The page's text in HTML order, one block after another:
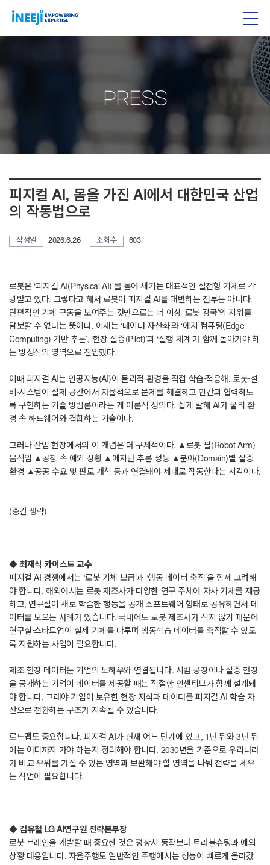
PRESS
피지컬 AI, 몸을 가진 AI에서 대한민국 산업
의 작동법으로
작성일 2026.6.26 조회수 603
로봇은 ‘피지컬 AI(Physical AI)’를 몸에 새기는 대표적인 실전형 기체로 각
광받고 있다. 그렇다고 해서 로봇이 피지컬 AI를 대변하는 전부는 아니다.
단편적인 기체 구동을 보여주는 것만으로는 더 이상 ‘로봇 강국’의 지위를
담보할 수 없다는 뜻이다. 이제는 ‘데이터 자산화’와 ‘에지 컴퓨팅(Edge
Computing) 기반 추론’, ‘현장 실증(Pilot)’과 ‘실행 체계’가 함께 돌아가야 하
는 방정식의 영역으로 진입했다.
이때 피지컬 AI는 인공지능(AI)이 물리적 환경을 직접 학습·적응해, 로봇·설
비·시스템이 실제 공간에서 자율적으로 문제를 해결하고 인간과 협력하도
록 구현하는 기술 방법론이라는 게 이론적 정의다. 쉽게 말해 AI가 물리 환
경 속 하드웨어와 결합하는 기술이다.
그러나 산업 현장에서의 이 개념은 더 구체적이다. ▲로봇 팔(Robot Arm)
움직임 ▲공장 속 예외 상황 ▲에지단 추론 성능 ▲분야(Domain)별 실증
환경 ▲공공 수요 및 판로 개척 등과 연결돼야 제대로 작동한다는 시각이다.
(중간 생략)
◆ 최재식 카이스트 교수
피지컬 AI 경쟁에서는 ‘로봇 기체 보급’과 ‘행동 데이터 축적’을 함께 고려해
야 합니다. 해외에서는 로봇 제조사가 다양한 연구 주체에 자사 기체를 제공
하고, 연구실이 새로 학습한 행동을 공개 소프트웨어 형태로 공유하면서 데
이터를 모으는 사례가 있습니다. 국내에도 로봇 제조사가 적지 않기 때문에
연구실·스타트업이 실제 기체를 다루며 행동학습 데이터를 축적할 수 있도
록 지원하는 사업이 필요합니다.
제조 현장 데이터는 기업의 노하우와 연결됩니다. 시범 공장이나 실증 현장
을 공개하는 기업이 데이터를 제공할 때는 적절한 인센티브가 함께 설계돼
야 합니다. 그래야 기업이 보유한 현장 지식과 데이터를 피지컬 AI 학습 자
산으로 전환하는 구조가 지속될 수 있습니다.
로드맵도 중요합니다. 피지컬 AI가 현재 어느 단계에 있고, 1년 뒤와 3년 뒤
에는 어디까지 가야 하는지 정리해야 합니다. 2030년을 기준으로 우리나라
가 비교 우위를 가질 수 있는 영역과 보완해야 할 영역을 나눠 전략을 세우
는 작업이 필요합니다.
◆ 김유철 LG AI연구원 전략본부장
로봇 브레인을 개발할 때 중요한 것은 평상시 동작보다 트러블슈팅과 예외
상황 대응입니다. 자율주행도 일반적인 주행에서는 성능이 빠르게 올라갔